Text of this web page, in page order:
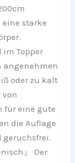
starke
im Topper
angenehmen
oder zu kalt
von
für eine gute
die Auflage
』 Der